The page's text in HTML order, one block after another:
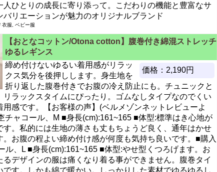
人ひとりの成長に寄り添って。こだわりの機能と豊富なサ
バリエーションが魅力のオリジナルブランド
衣服, ベビー服
【おとなコットン/Otona cotton】腹巻付き綿混ストレッチ
ゆるレギンス
価格：2,190円
締め付けないゆるい着用感がリラッ
クス気分を後押しします。身生地を
折り返した腹巻付きでお腹の冷え防止にも。チュニックと
リラックスタイムにぴったり。ゴムなしタイプなのでくい
用感です。【お客様の声】(ベルメゾンネットレビューよ
チャコール、M ■身長(cm):161~165 ■体型:標準はき心地が
す。私的には生地の薄さも丈もちょうど良く、通年はかせ
。お腹の程よい締め付け感が何度も気持ち良いです。■購入
ル、L ■身長(cm):161~165 ■体型:やせ型くつろげます。お
るデザインの服は痛くなり着る事ができません。腹巻タイ
です。しかも綿で暖かい。しっかりした素材でゆるゆるし